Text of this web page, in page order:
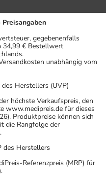
gegebenenfalls
34,99 € Bestellwert
unabhängig vom
Herstellers (UVP)
höchste Verkaufspreis, den
www.medipreis.de für dieses
Produktpreise können sich
die Rangfolge der
des Herstellers
Referenzpreis (MRP) für